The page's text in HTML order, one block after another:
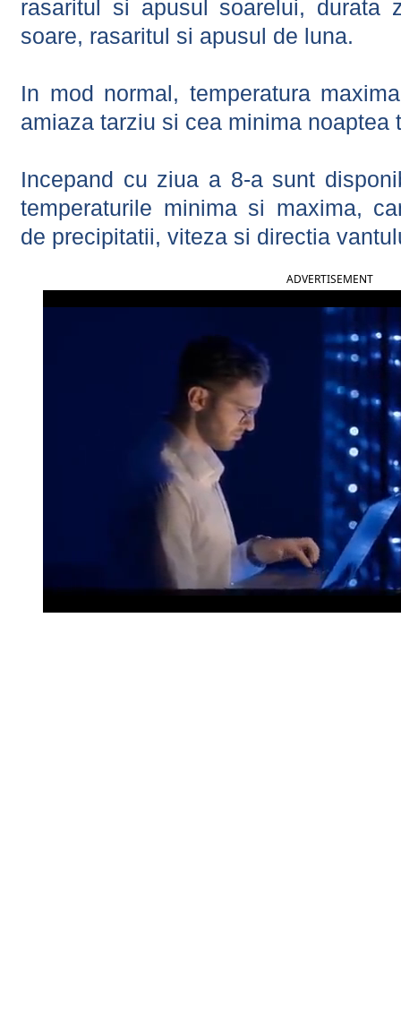
rasaritul si apusul soarelui, durata
soare, rasaritul si apusul de luna.
In mod normal, temperatura
amiaza tarziu si cea minima noaptea
Incepand cu ziua a 8-a sunt
temperaturile minima si maxima,
de precipitatii, viteza si directia
ADVERTISEMENT